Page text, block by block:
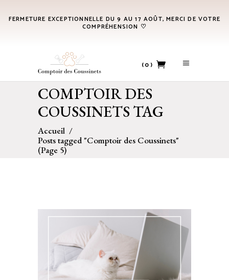
FERMETURE EXCEPTIONNELLE DU 9 AU 17 AOÛT, MERCI DE VOTRE
COMPRÉHENSION ♡
(0)
No products in the cart.
COMPTOIR DES
COUSSINETS TAG
Accueil /
Posts tagged "Comptoir des Coussinets"
(Page 5)